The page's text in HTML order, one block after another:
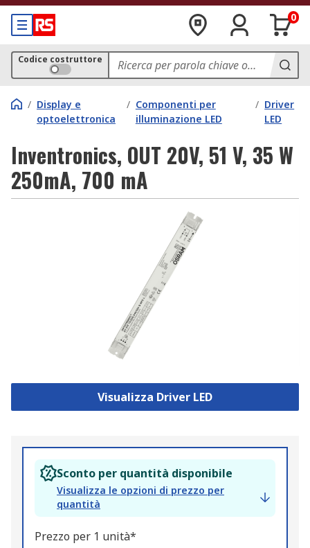
0
Codice costruttore
/ Display e
optoelettronica
/ Componenti per
illuminazione LED
/ Driver
LED
Inventronics, OUT 20V, 51 V, 35 W
250mA, 700 mA
Visualizza Driver LED
Sconto per quantità disponibile
Visualizza le opzioni di prezzo per
quantità
Prezzo per 1 unità*